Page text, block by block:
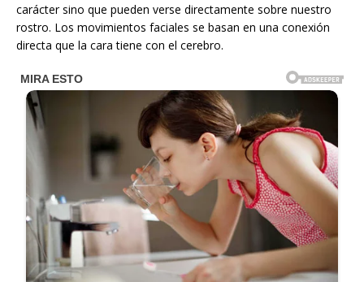
carácter sino que pueden verse directamente sobre nuestro
rostro. Los movimientos faciales se basan en una conexión
directa que la cara tiene con el cerebro.